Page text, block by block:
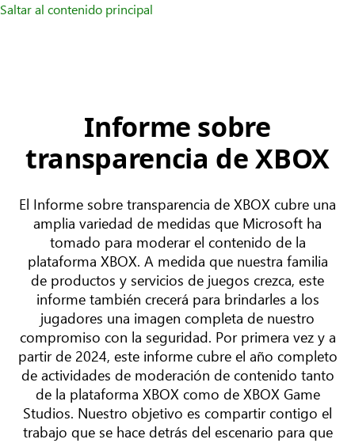
Saltar al contenido principal
Informe sobre
transparencia de XBOX
El Informe sobre transparencia de XBOX cubre una
amplia variedad de medidas que Microsoft ha
tomado para moderar el contenido de la
plataforma XBOX. A medida que nuestra familia
de productos y servicios de juegos crezca, este
informe también crecerá para brindarles a los
jugadores una imagen completa de nuestro
compromiso con la seguridad. Por primera vez y a
partir de 2024, este informe cubre el año completo
de actividades de moderación de contenido tanto
de la plataforma XBOX como de XBOX Game
Studios. Nuestro objetivo es compartir contigo el
trabajo que se hace detrás del escenario para que